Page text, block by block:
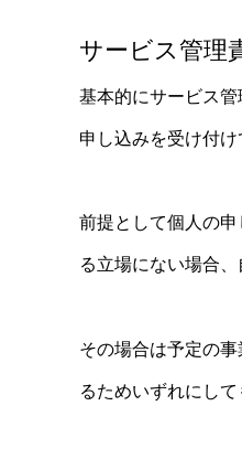
サービス管理
基本的にサービス
申し込みを受け付け
前提として個人の
る立場にない場合
その場合は予定の
るためいずれにし